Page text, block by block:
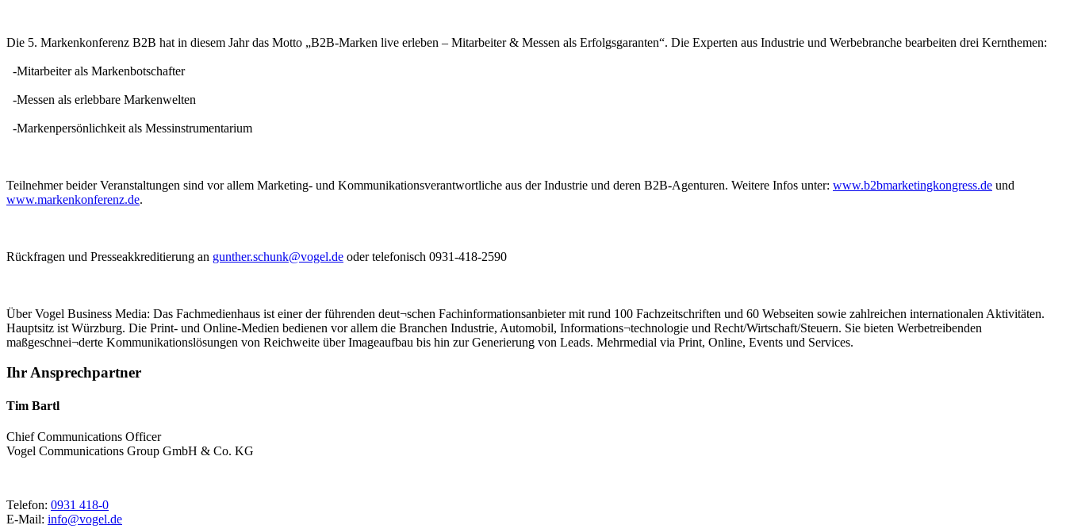
Die 5. Markenkonferenz B2B hat in diesem Jahr das Motto „B2B-Marken live erleben – Mitarbeiter & Messen als Erfolgsgaranten“. Die Experten aus Industrie und Werbebranche bearbeiten drei Kernthemen:
-Mitarbeiter als Markenbotschafter
-Messen als erlebbare Markenwelten
-Markenpersönlichkeit als Messinstrumentarium
Teilnehmer beider Veranstaltungen sind vor allem Marketing- und Kommunikationsverantwortliche aus der Industrie und deren B2B-Agenturen. Weitere Infos unter: www.b2bmarketingkongress.de und
www.markenkonferenz.de.
Rückfragen und Presseakkreditierung an gunther.schunk@vogel.de oder telefonisch 0931-418-2590
Über Vogel Business Media: Das Fachmedienhaus ist einer der führenden deut¬schen Fachinformationsanbieter mit rund 100 Fachzeitschriften und 60 Webseiten sowie zahlreichen internationalen Aktivitäten.
Hauptsitz ist Würzburg. Die Print- und Online-Medien bedienen vor allem die Branchen Industrie, Automobil, Informations¬technologie und Recht/Wirtschaft/Steuern. Sie bieten Werbetreibenden
maßgeschnei¬derte Kommunikationslösungen von Reichweite über Imageaufbau bis hin zur Generierung von Leads. Mehrmedial via Print, Online, Events und Services.
Ihr Ansprechpartner
Tim Bartl
Chief Communications Officer
Vogel Communications Group GmbH & Co. KG
Telefon: 0931 418-0
E-Mail: info@vogel.de